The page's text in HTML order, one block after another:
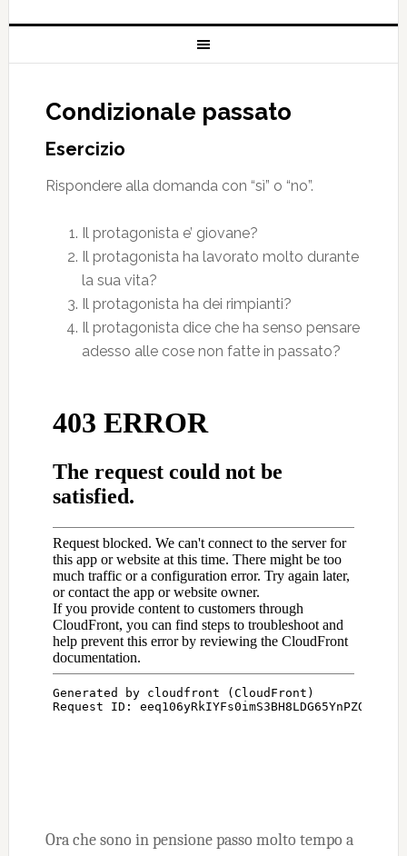
Condizionale passato
Esercizio
Rispondere alla domanda con “sì” o “no”.
Il protagonista e’ giovane?
Il protagonista ha lavorato molto durante
la sua vita?
Il protagonista ha dei rimpianti?
Il protagonista dice che ha senso pensare
adesso alle cose non fatte in passato?
Ora che sono in pensione passo molto tempo a